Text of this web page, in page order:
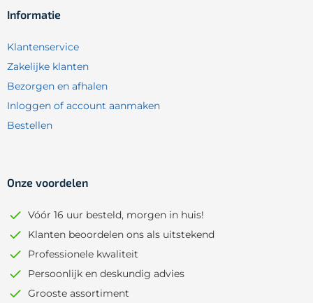
Informatie
Klantenservice
Zakelijke klanten
Bezorgen en afhalen
Inloggen of account aanmaken
Bestellen
Onze voordelen
Vóór 16 uur besteld, morgen in huis!
Klanten beoordelen ons als uitstekend
Professionele kwaliteit
Persoonlijk en deskundig advies
Grooste assortiment